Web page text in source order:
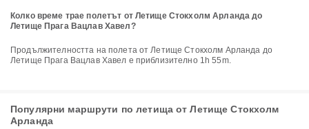
Колко време трае полетът от Летище Стокхолм Арланда до
Летище Прага Вацлав Хавел?
Продължителността на полета от Летище Стокхолм Арланда до
Летище Прага Вацлав Хавел е приблизително 1h 55m.
Популярни маршрути по летища от Летище Стокхолм
Арланда